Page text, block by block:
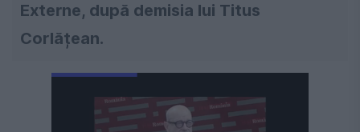
Externe, după demisia lui Titus
Corlățean.